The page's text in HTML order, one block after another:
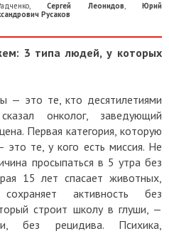
, Сергей Леонидов,Юрий
Русаков
3 типа людей, у которых
— это те, кто десятилетиями
онколог, заведующий
Первая категория, которую
это те, у кого есть миссия. Не
просыпаться в 5 утра без
15 лет спасает животных,
активность без
строит школу в глуши, —
без рецидива. Психика,